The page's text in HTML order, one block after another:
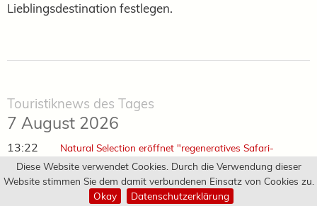
Diese Website verwendet Cookies. Durch die Verwendung dieser
Website stimmen Sie dem damit verbundenen Einsatz von Cookies zu.
Okay
Datenschutzerklärung
Lieblingsdestination festlegen.
Touristiknews des Tages
7 August 2026
13:22
Natural Selection eröffnet "regeneratives Safari-
Camp"
12:49 Explora III in Jungfernsaison gestartet
Play off: Sonderflug nach Glasgow mit LASK Linz